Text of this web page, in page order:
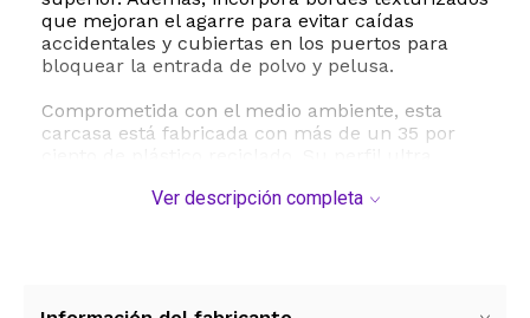
que mejoran el agarre para evitar caídas
accidentales y cubiertas en los puertos para
bloquear la entrada de polvo y pelusa.
Comprometida con el medio ambiente, esta
carcasa está fabricada con más de un 35 por
inalámbrica Qi, permitiéndote cargar tu teléfono
inversión ideal para quienes buscan
Ver descripción completa